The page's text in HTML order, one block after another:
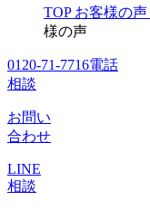
TOP お客様の声
様の声
0120-71-7716電話
相談
お問い
合わせ
LINE
相談